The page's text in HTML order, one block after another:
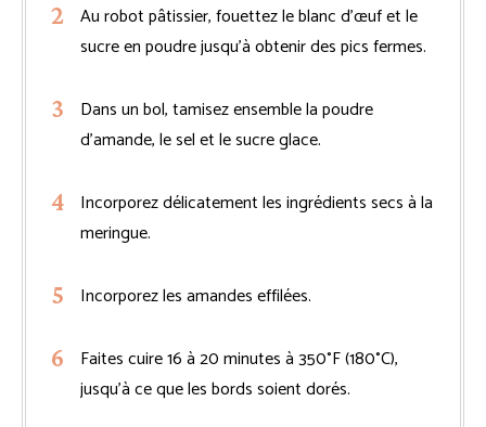
Au robot pâtissier, fouettez le blanc d’œuf et le
sucre en poudre jusqu’à obtenir des pics fermes.
Dans un bol, tamisez ensemble la poudre
d’amande, le sel et le sucre glace.
Incorporez délicatement les ingrédients secs à la
meringue.
Incorporez les amandes effilées.
Faites cuire 16 à 20 minutes à 350°F (180°C),
jusqu’à ce que les bords soient dorés.